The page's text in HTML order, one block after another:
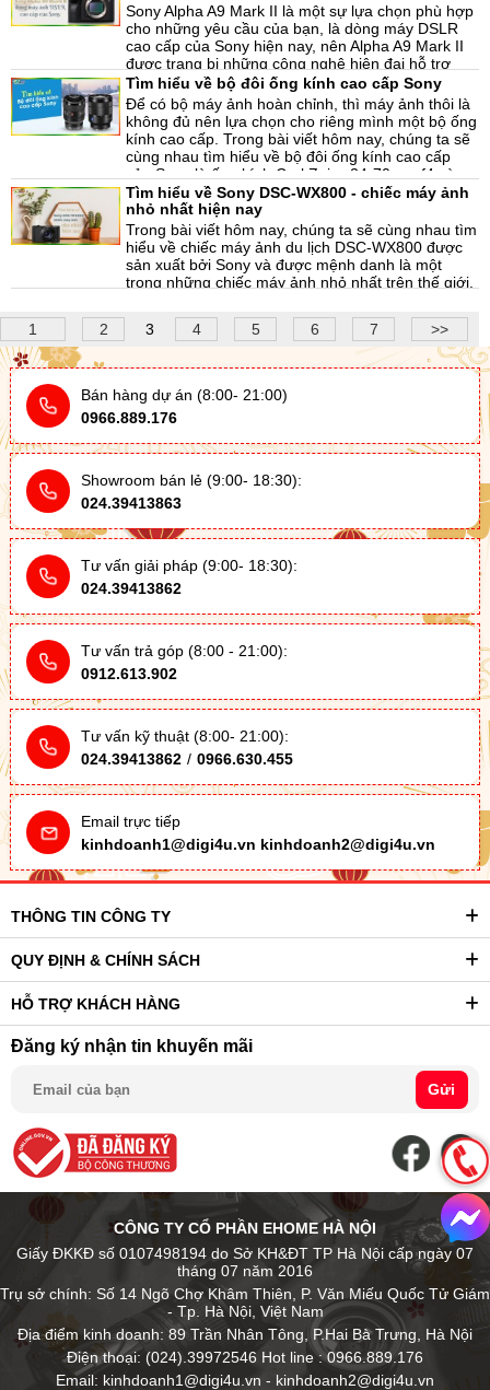
Sony Alpha A9 Mark II là một sự lựa chọn phù hợp
cho những yêu cầu của bạn, là dòng máy DSLR
cao cấp của Sony hiện nay, nên Alpha A9 Mark II
được trang bị những công nghệ hiện đại hỗ trợ
công việc chụp. Trong bài viết hôm nay, chúng ta
sẽ cùng nhau tìm hiểu về Sony Alpha A9 Mark II có
điểm gì nổi bật nhé.
11-06-2021, 9:55 am
Tìm hiểu về bộ đôi ống kính cao cấp Sony
Để có bộ máy ảnh hoàn chỉnh, thì máy ảnh thôi là
không đủ nên lựa chọn cho riêng mình một bộ ống
kính cao cấp. Trong bài viết hôm nay, chúng ta sẽ
cùng nhau tìm hiểu về bộ đôi ống kính cao cấp
của Sony là ống kính Carl Zeiss 24-70mm f4 và
ống kính G Master 24mm f1.4.
10-06-2021, 1:34 pm
Tìm hiểu về Sony DSC-WX800 - chiếc máy ảnh
nhỏ nhất hiện nay
Trong bài viết hôm nay, chúng ta sẽ cùng nhau tìm
hiểu về chiếc máy ảnh du lịch DSC-WX800 được
sản xuất bởi Sony và được mệnh danh là một
trong những chiếc máy ảnh nhỏ nhất trên thế giới.
chiếc máy ảnh này có gì đặc biệt nhé
09-06-2021, 11:54 am
1 2 3 4 5 6 7 >>
Bán hàng dự án (8:00- 21:00)
0966.889.176
Showroom bán lẻ (9:00- 18:30):
024.39413863
Tư vấn giải pháp (9:00- 18:30):
024.39413862
Tư vấn trả góp (8:00 - 21:00):
0912.613.902
Tư vấn kỹ thuật (8:00- 21:00):
024.39413862 / 0966.630.455
Email trực tiếp
kinhdoanh1@digi4u.vn kinhdoanh2@digi4u.vn
THÔNG TIN CÔNG TY
QUY ĐỊNH & CHÍNH SÁCH
HỖ TRỢ KHÁCH HÀNG
Đăng ký nhận tin khuyến mãi
Gửi
CÔNG TY CỔ PHẦN EHOME HÀ NỘI
Giấy ĐKKĐ số 0107498194 do Sở KH&ĐT TP Hà Nội cấp ngày 07
tháng 07 năm 2016
Trụ sở chính: Số 14 Ngõ Chợ Khâm Thiên, P. Văn Miếu Quốc Tử Giám
- Tp. Hà Nội, Việt Nam
Địa điểm kinh doanh: 89 Trần Nhân Tông, P.Hai Bà Trưng, Hà Nội
Điện thoại: (024).39972546 Hot line : 0966.889.176
Email: kinhdoanh1@digi4u.vn - kinhdoanh2@digi4u.vn